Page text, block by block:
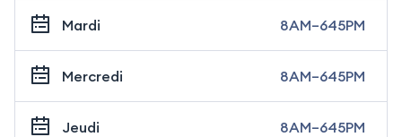
Mardi 8AM–645PM
Mercredi 8AM–645PM
Jeudi 8AM–645PM